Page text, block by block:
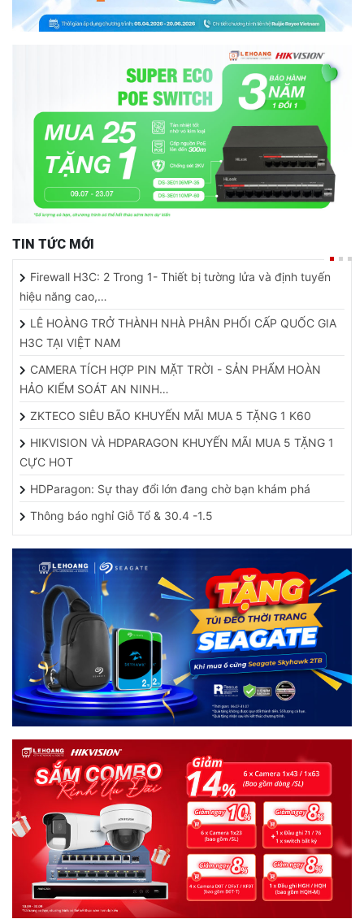
TIN TỨC MỚI
hiệu năng cao,…
LÊ HOÀNG TRỞ THÀNH NHÀ PHÂN PHỐI CẤP QUỐC GIA
H3C TẠI VIỆT NAM
CAMERA TÍCH HỢP PIN MẶT TRỜI - SẢN PHẨM HOÀN
HẢO KIỂM SOÁT AN NINH…
ZKTECO SIÊU BÃO KHUYẾN MÃI MUA 5 TẶNG 1 K60
HIKVISION VÀ HDPARAGON KHUYẾN MÃI MUA 5 TẶNG 1
CỰC HOT
HDParagon: Sự thay đổi lớn đang chờ bạn khám phá
Thông báo nghỉ Giỗ Tổ & 30.4 -1.5